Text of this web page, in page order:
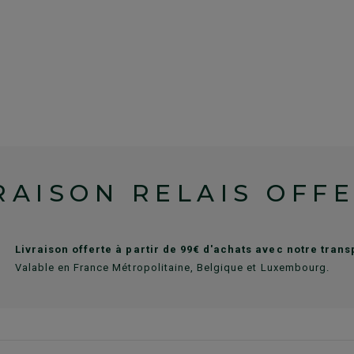
RELAIS
Livraison offerte à partir de 99€ d'achats avec notre
Valable en France Métropolitaine, Belgique et Luxembourg.